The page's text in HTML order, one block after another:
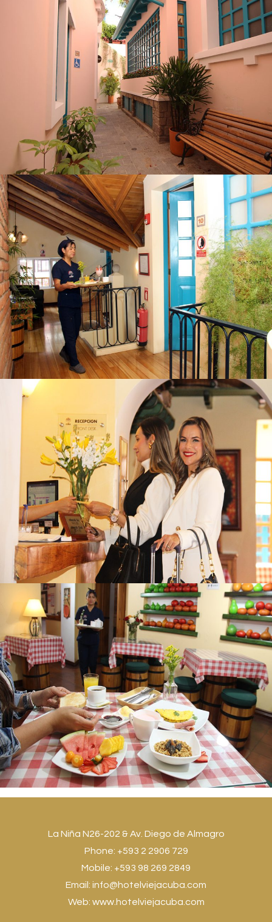
La Niña N26-202 & Av. Diego de Almagro
Phone: +593 2 2906 729
Mobile: +593 98 269 2849
Email: info@hotelviejacuba.com
Web: www.hotelviejacuba.com